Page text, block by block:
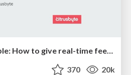
Building Better People: How to give real-time feedback that sticks.
370 20k